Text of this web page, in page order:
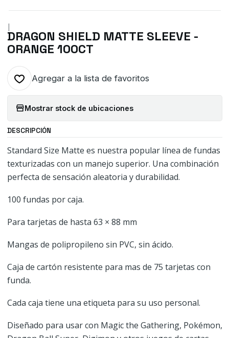
|
DRAGON SHIELD MATTE SLEEVE -
ORANGE 100CT
Agregar a la lista de favoritos
Mostrar stock de ubicaciones
DESCRIPCIÓN
Standard Size Matte es nuestra popular línea de fundas
texturizadas con un manejo superior. Una combinación
perfecta de sensación aleatoria y durabilidad.
100 fundas por caja.
Para tarjetas de hasta 63 × 88 mm
Mangas de polipropileno sin PVC, sin ácido.
Caja de cartón resistente para mas de 75 tarjetas con
funda.
Cada caja tiene una etiqueta para su uso personal.
Diseñado para usar con Magic the Gathering, Pokémon,